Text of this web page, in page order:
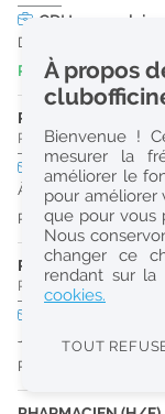
Réinitialiser
2
0
k
Consulter les
CDI temps plein
Dès que possible
Publiée il y a 4 jour(s)
PRÉPARATEUR EN
Pharmacie d'Officine|
temps plein
À partir du 31/08/26
Publiée il y a 12 jour(s)
PHARMACIEN (H/F)
Pharmacie d'Officine
Jusqu'au 30/03/27
Publiée il y a 12 jour(s)
À propos
Bienvenue !
mesurer la
améliorer le
pour améliorer
que pour vous
Nous
changer ce
rendant sur la
cookies.
TOUT